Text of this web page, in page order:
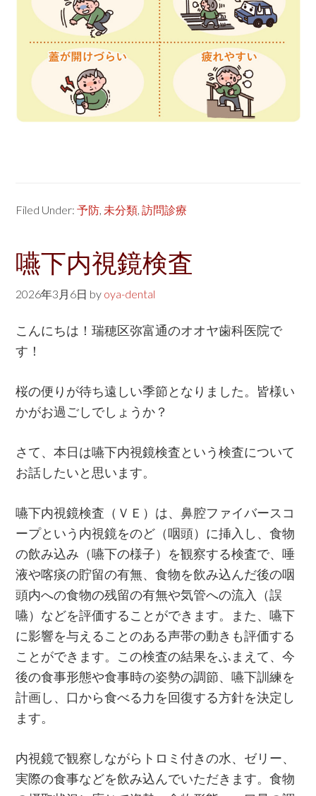
Filed Under:予防, 未分類,訪問診療
嚥下内視鏡検査
2026年3月6日 by oya-dental
こんにちは！瑞穂区弥富通のオオヤ歯科医院で
す！
桜の便りが待ち遠しい季節となりました。皆様い
かがお過ごしでしょうか？
さて、本日は嚥下内視鏡検査という検査について
お話したいと思います。
嚥下内視鏡検査（ＶＥ）は、鼻腔ファイバースコ
ープという内視鏡をのど（咽頭）に挿入し、食物
の飲み込み（嚥下の様子）を観察する検査で、唾
液や喀痰の貯留の有無、食物を飲み込んだ後の咽
頭内への食物の残留の有無や気管への流入（誤
嚥）などを評価することができます。また、嚥下
に影響を与えることのある声帯の動きも評価する
ことができます。この検査の結果をふまえて、今
後の食事形態や食事時の姿勢の調節、嚥下訓練を
計画し、口から食べる力を回復する方針を決定し
ます。
内視鏡で観察しながらトロミ付きの水、ゼリー、
実際の食事などを飲み込んでいただきます。食物